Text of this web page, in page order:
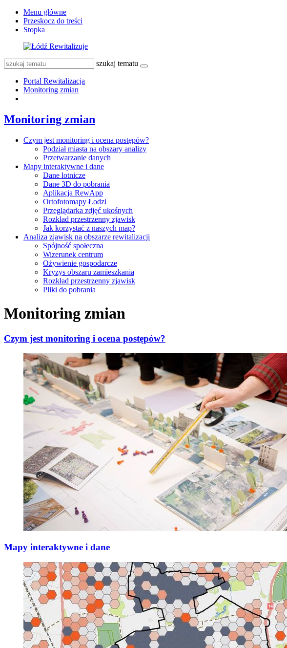
Menu główne
Przeskocz do treści
Stopka
szukaj tematu
Portal Rewitalizacja
Monitoring zmian
Monitoring zmian
Czym jest monitoring i ocena postępów?
Podział miasta na obszary analizy
Przetwarzanie danych
Mapy interaktywne i dane
Dane lotnicze
Dane 3D do pobrania
Aplikacja RewApp
Ortofotomapy Łodzi
Przeglądarka zdjęć ukośnych
Rozkład przestrzenny zjawisk
Jak korzystać z naszych map?
Analiza zjawisk na obszarze rewitalizacji
Spójność społeczna
Wizerunek centrum
Ożywienie gospodarcze
Kryzys obszaru zamieszkania
Rozkład przestrzenny zjawisk
Pliki do pobrania
Monitoring zmian
Czym jest monitoring i ocena postępów?
Mapy interaktywne i dane